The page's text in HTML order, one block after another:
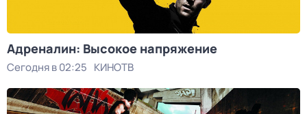
Адреналин: Высокое напряжение
Сегодня в 02:25 КИНОТВ